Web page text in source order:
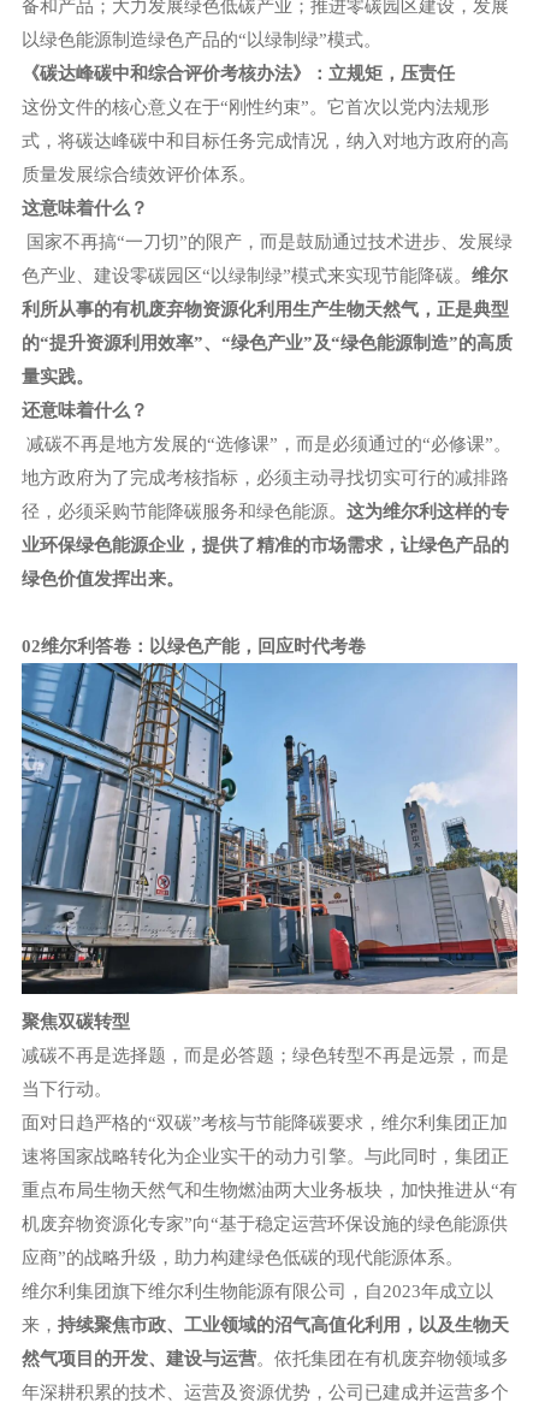
备和产品；大力发展绿色低碳产业；推进零碳园区建设，发展
以绿色能源制造绿色产品的“以绿制绿”模式。
《碳达峰碳中和综合评价考核办法》：立规矩，压责任
这份文件的核心意义在于“刚性约束”。它首次以党内法规形
式，将碳达峰碳中和目标任务完成情况，纳入对地方政府的高
质量发展综合绩效评价体系。
这意味着什么？
国家不再搞“一刀切”的限产，而是鼓励通过技术进步、发展绿
色产业、建设零碳园区“以绿制绿”模式来实现节能降碳。 维尔
利所从事的有机废弃物资源化利用生产生物天然气，正是典型
的“提升资源利用效率”、“绿色产业”及“绿色能源制造”的高质
量实践。
还意味着什么？
减碳不再是地方发展的“选修课”，而是必须通过的“必修课”。
地方政府为了完成考核指标，必须主动寻找切实可行的减排路
径，必须采购节能降碳服务和绿色能源。 这为维尔利这样的专
业环保绿色能源企业，提供了精准的市场需求，让绿色产品的
绿色价值发挥出来。
02维尔利答卷：以绿色产能，回应时代考卷
聚焦双碳转型
减碳不再是选择题，而是必答题；绿色转型不再是远景，而是
当下行动。
面对日趋严格的“双碳”考核与节能降碳要求，维尔利集团正加
速将国家战略转化为企业实干的动力引擎。与此同时，集团正
重点布局生物天然气和生物燃油两大业务板块，加快推进从“有
机废弃物资源化专家”向“基于稳定运营环保设施的绿色能源供
应商”的战略升级，助力构建绿色低碳的现代能源体系。
维尔利集团旗下维尔利生物能源有限公司，自2023年成立以
来， 持续聚焦市政、工业领域的沼气高值化利用，以及生物天
然气项目的开发、建设与运营。依托集团在有机废弃物领域多
年深耕积累的技术、运营及资源优势，公司已建成并运营多个